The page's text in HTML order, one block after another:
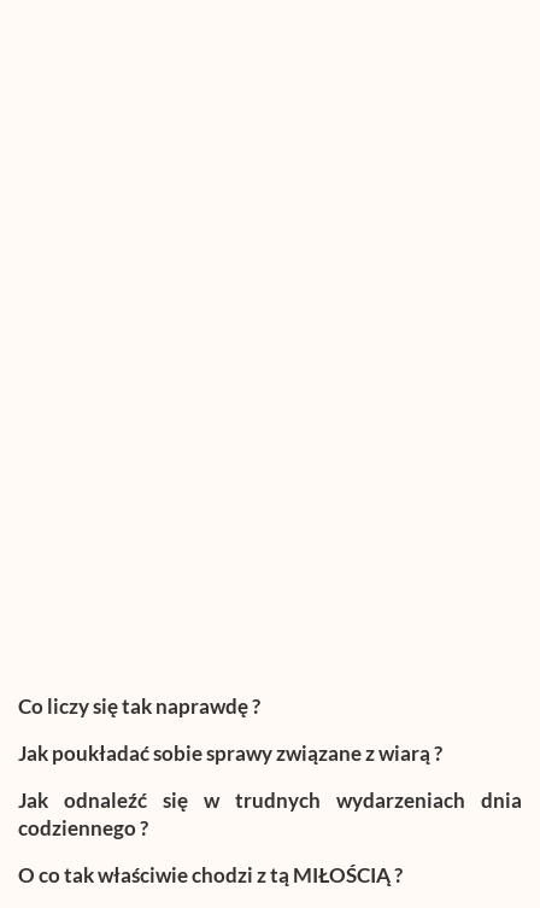
Co liczy się tak naprawdę ?
Jak poukładać sobie sprawy związane z wiarą ?
Jak odnaleźć się w trudnych wydarzeniach dnia
codziennego ?
O co tak właściwie chodzi z tą MIŁOŚCIĄ ?